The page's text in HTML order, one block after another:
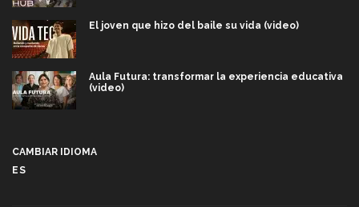
El joven que hizo del baile su vida (video)
Aula Futura: transformar la experiencia educativa
(video)
CAMBIAR IDIOMA
ES